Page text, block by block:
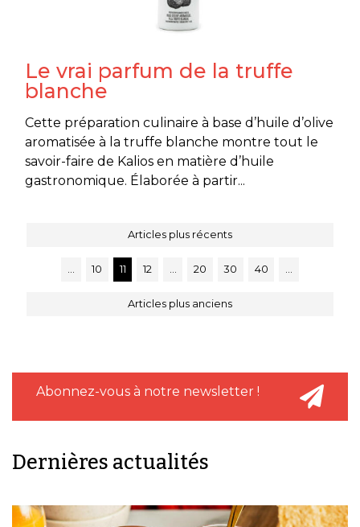
Le vrai parfum de la truffe
blanche
Cette préparation culinaire à base d’huile d’olive
aromatisée à la truffe blanche montre tout le
savoir-faire de Kalios en matière d’huile
gastronomique. Élaborée à partir...
Articles plus récents
10 11 12 20 30 40
Articles plus anciens
Abonnez-vous à notre newsletter !
Dernières actualités